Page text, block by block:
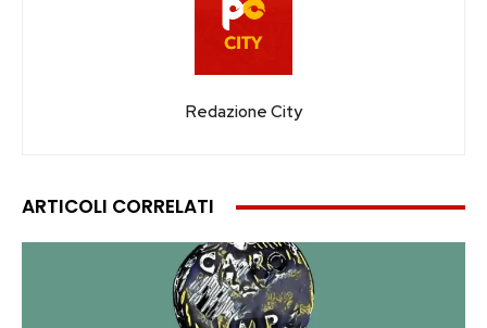
Redazione City
ARTICOLI CORRELATI